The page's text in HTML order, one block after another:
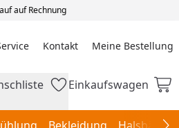
auf Rechnung
Kontakt Meine Bestellung
Meine Bestellung
Einkaufswagen
Einkaufswagen